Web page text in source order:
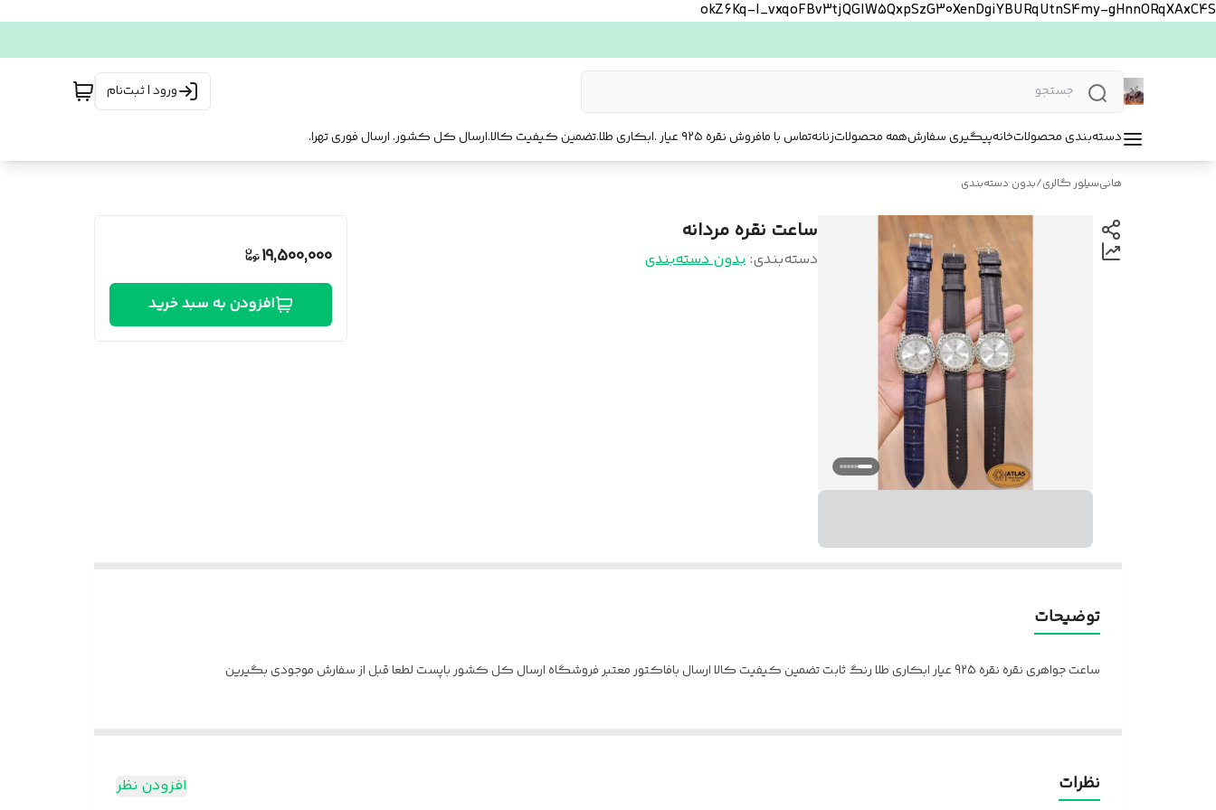
okZ6Kq-l_vxqoFBv3tjQGlW5QxpSzG30XenDgiYBURqUtnS4my-gHnnORqXAxC4S
ورود | ثبت‌نام
دسته‌بندی محصولاتخانهپیگیری سفارشهمه محصولاتزنانهتماس با مافروش نقره ۹۲۵ عیار .ابکاری طلا.تضمین کیفیت کالا.ارسال کل کشور. ارسال فوری تهرا.
هانی‌سیلور گالری/بدون دسته‌بندی
ساعت نقره مردانه
دسته‌بندی: بدون دسته‌بندی 19,500,000
افزودن به سبد خرید
توضیحات
ساعت جواهری نقره نقره 925 عیار ابکاری طلا رنگ ثابت تضمین کیفیت کالا ارسال بافاکتور معتبر فروشگاه ارسال کل کشور باپست لطعا قبل از سفارش موجودی بگیرین
نظرات افزودن نظر